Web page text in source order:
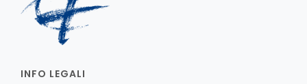
INFO LEGALI